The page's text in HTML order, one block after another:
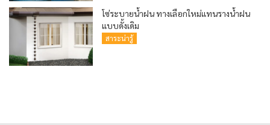
โซ่ระบายน้ำฝน ทางเลือกใหม่แทนรางน้ำฝน
แบบดั้งเดิม
สาระน่ารู้